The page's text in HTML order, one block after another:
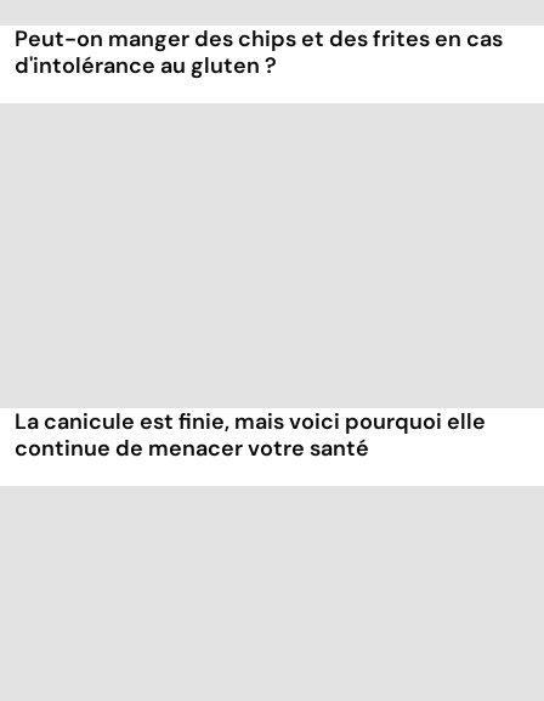
Peut-on manger des chips et des frites en cas
d'intolérance au gluten ?
La canicule est finie, mais voici pourquoi elle
continue de menacer votre santé